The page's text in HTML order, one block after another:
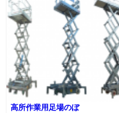
高所作業用足場のぼ